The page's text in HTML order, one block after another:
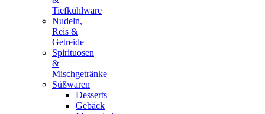
Tiefkühlware
Nudeln,
Reis &
Getreide
Spirituosen
&
Mischgetränke
Süßwaren
Desserts
Gebäck